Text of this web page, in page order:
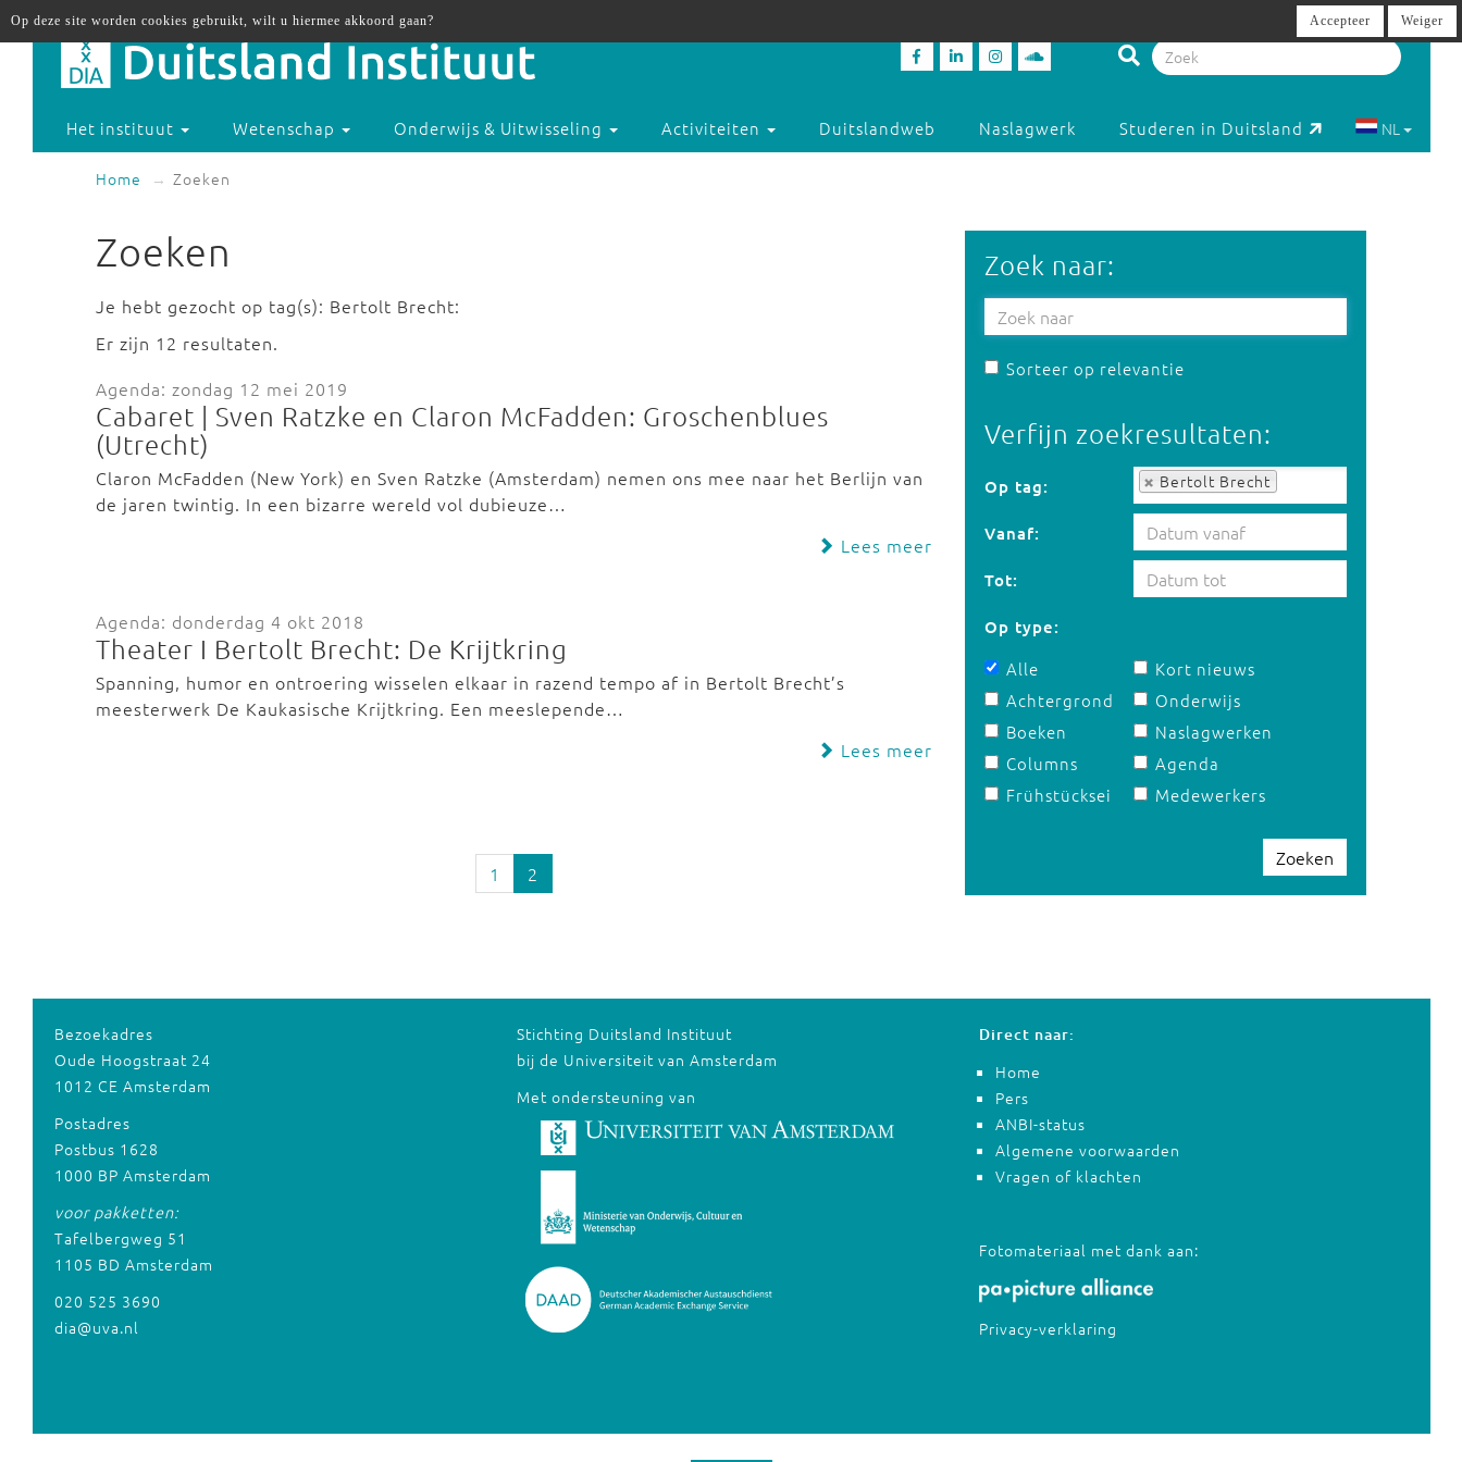
Het instituut Wetenschap Onderwijs & Uitwisseling Activiteiten Duitslandweb Naslagwerk Studeren in Duitsland NL
Home Zoeken
Zoeken
Je hebt gezocht op tag(s): Bertolt Brecht:
Er zijn 12 resultaten.
Agenda: zondag 12 mei 2019
Cabaret | Sven Ratzke en Claron McFadden: Groschenblues
(Utrecht)
Claron McFadden (New York) en Sven Ratzke (Amsterdam) nemen ons mee naar het Berlijn van
de jaren twintig. In een bizarre wereld vol dubieuze…
Lees meer
Agenda: donderdag 4 okt 2018
Theater I Bertolt Brecht: De Krijtkring
Spanning, humor en ontroering wisselen elkaar in razend tempo af in Bertolt Brecht’s
meesterwerk De Kaukasische Krijtkring. Een meeslepende…
Lees meer
1 2
Zoek naar:
Sorteer op relevantie
Verfijn zoekresultaten:
Op tag: Bertolt Brecht
Op tag:
Vanaf:
Tot:
Op type:
Alle
Achtergrond
Boeken
Columns
Frühstücksei
Kort nieuws
Onderwijs
Naslagwerken
Agenda
Medewerkers
Zoeken
Bezoekadres
Oude Hoogstraat 24
1012 CE Amsterdam
Postadres
Postbus 1628
1000 BP Amsterdam
voor pakketten:
Tafelbergweg 51
1105 BD Amsterdam
020 525 3690
dia@uva.nl
Stichting Duitsland Instituut
bij de Universiteit van Amsterdam
Met ondersteuning van
Direct naar:
Home
Pers
ANBI-status
Algemene voorwaarden
Vragen of klachten
Fotomateriaal met dank aan:
Privacy-verklaring
Op deze site worden cookies gebruikt, wilt u hiermee akkoord gaan? Accepteer Weiger